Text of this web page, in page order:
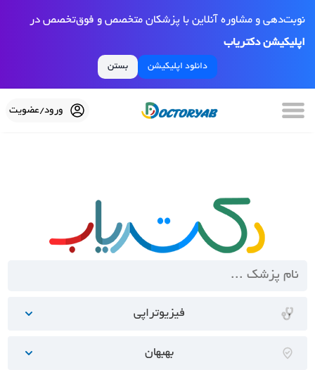
نوبت‌دهی و مشاوره آنلاین با پزشکان متخصص و فوق‌تخصص در
اپلیکیشن دکتریاب
دانلود اپلیکیشن بستن
ورود/عضویت
فیزیوتراپی
بهبهان